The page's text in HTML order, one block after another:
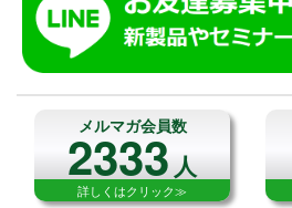
メルマガ会員数
2333人
詳しくはクリック≫